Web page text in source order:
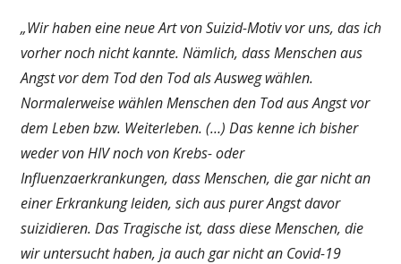
„Wir haben eine neue Art von Suizid-Motiv vor uns, das ich
vorher noch nicht kannte. Nämlich, dass Menschen aus
Angst vor dem Tod den Tod als Ausweg wählen.
Normalerweise wählen Menschen den Tod aus Angst vor
dem Leben bzw. Weiterleben. (…) Das kenne ich bisher
weder von HIV noch von Krebs- oder
Influenzaerkrankungen, dass Menschen, die gar nicht an
einer Erkrankung leiden, sich aus purer Angst davor
suizidieren. Das Tragische ist, dass diese Menschen, die
wir untersucht haben, ja auch gar nicht an Covid-19